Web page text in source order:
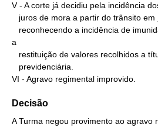
V - A corte já decidiu pela incidência
a
VI - Agravo regimental improvido.
Decisão
A Turma negou provimento ao agravo